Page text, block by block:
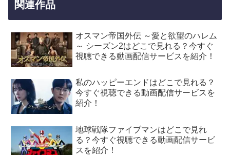
関連作品
オスマン帝国外伝 ～愛と欲望のハレム
～ シーズン2はどこで見れる？今すぐ
視聴できる動画配信サービスを紹介！
私のハッピーエンドはどこで見れる？
今すぐ視聴できる動画配信サービスを
紹介！
地球戦隊ファイブマンはどこで見れ
る？今すぐ視聴できる動画配信サービ
スを紹介！